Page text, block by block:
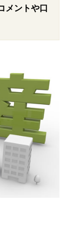
メントや口